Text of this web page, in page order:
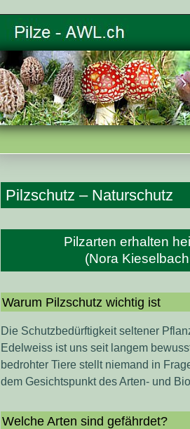
Pilzschutz – Naturschutz
Pilzarten erhalten
(Nora
Warum Pilzschutz wichtig ist
Die Schutzbedürftigkeit seltener
Edelweiss ist uns seit langem
bedrohter Tiere stellt niemand in
dem Gesichtspunkt des Arten- und
Welche Arten sind gefährdet?